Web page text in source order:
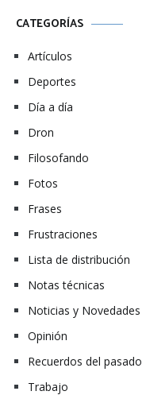
CATEGORÍAS
Artículos
Deportes
Día a día
Dron
Filosofando
Fotos
Frases
Frustraciones
Lista de distribución
Notas técnicas
Noticias y Novedades
Opinión
Recuerdos del pasado
Trabajo